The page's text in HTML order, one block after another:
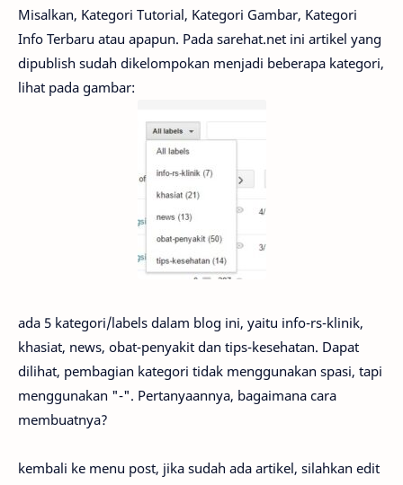
Misalkan, Kategori Tutorial, Kategori Gambar, Kategori
Info Terbaru atau apapun. Pada sarehat.net ini artikel yang
dipublish sudah dikelompokan menjadi beberapa kategori,
lihat pada gambar:
ada 5 kategori/labels dalam blog ini, yaitu info-rs-klinik,
khasiat, news, obat-penyakit dan tips-kesehatan. Dapat
dilihat, pembagian kategori tidak menggunakan spasi, tapi
menggunakan "-". Pertanyaannya, bagaimana cara
membuatnya?
kembali ke menu post, jika sudah ada artikel, silahkan edit